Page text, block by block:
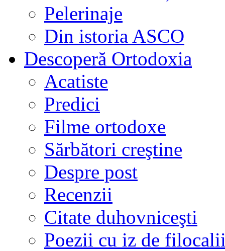
Pelerinaje
Din istoria ASCO
Descoperă Ortodoxia
Acatiste
Predici
Filme ortodoxe
Sărbători creştine
Despre post
Recenzii
Citate duhovniceşti
Poezii cu iz de